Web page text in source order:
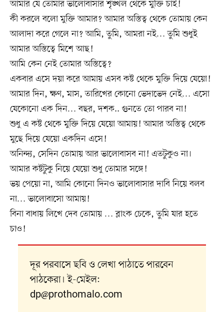
আমার যে তোমার ভালোবাসার শৃঙ্খল থেকে মুক্তি চাই!
কী করলে বলো মুক্তি আমার? আমার অস্তিত্ব থেকে তোমায় কেন
আলাদা করে গেলে না? আমি, তুমি, আমরা নই… তুমি শুধুই
আমার অস্তিত্বে মিশে আছ!
আমি কেন নেই তোমার অস্তিত্বে?
একবার এসে দয়া করে আমায় এসব কষ্ট থেকে মুক্তি দিয়ে যেয়ো!
আমার দিন, ক্ষণ, মাস, তারিখের কোনো ভেদাভেদ নেই… এসো
যেকোনো এক দিন… বছর, দশক.. গুনতে তো পারব না!
শুধু এ কষ্ট থেকে মুক্তি দিয়ে যেয়ো আমায়! আমার অস্তিত্ব থেকে
মুছে দিয়ে যেয়ো একদিন এসে!
অনিন্দ্য, সেদিন তোমায় আর ভালোবাসব না! এতটুকুও না।
আমার কষ্টটুকু নিয়ে যেয়ো শুধু তোমার সঙ্গে!
ভয় পেয়ো না, আমি কোনো দিনও ভালোবাসার দাবি নিয়ে বলব
না… ভালোবাসো আমায়!
বিনা বাধায় লিখে দেব তোমায় … ব্লাংক চেকে, তুমি যার হতে
চাও!
দূর পরবাসে ছবি ও লেখা পাঠাতে পারবেন
পাঠকেরা। ই-মেইল:
dp@prothomalo.com